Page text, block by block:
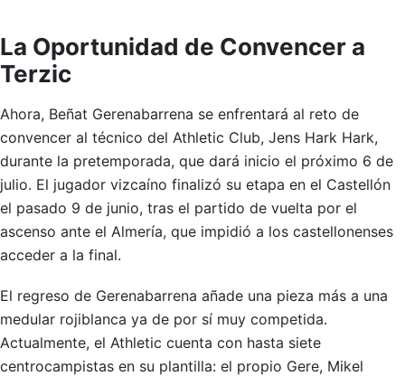
La Oportunidad de Convencer a
Terzic
Ahora, Beñat Gerenabarrena se enfrentará al reto de
convencer al técnico del Athletic Club, Jens Hark Hark,
durante la pretemporada, que dará inicio el próximo 6 de
julio. El jugador vizcaíno finalizó su etapa en el Castellón
el pasado 9 de junio, tras el partido de vuelta por el
ascenso ante el Almería, que impidió a los castellonenses
acceder a la final.
El regreso de Gerenabarrena añade una pieza más a una
medular rojiblanca ya de por sí muy competida.
Actualmente, el Athletic cuenta con hasta siete
centrocampistas en su plantilla: el propio Gere, Mikel